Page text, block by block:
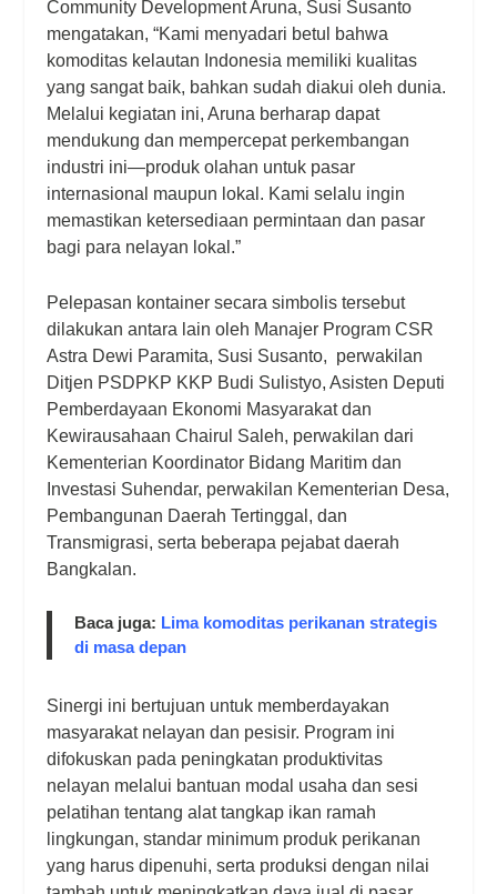
Community Development Aruna, Susi Susanto
mengatakan, “Kami menyadari betul bahwa
komoditas kelautan Indonesia memiliki kualitas
yang sangat baik, bahkan sudah diakui oleh dunia.
Melalui kegiatan ini, Aruna berharap dapat
mendukung dan mempercepat perkembangan
industri ini—produk olahan untuk pasar
internasional maupun lokal. Kami selalu ingin
memastikan ketersediaan permintaan dan pasar
bagi para nelayan lokal.”
Pelepasan kontainer secara simbolis tersebut
dilakukan antara lain oleh Manajer Program CSR
Astra Dewi Paramita, Susi Susanto, perwakilan
Ditjen PSDPKP KKP Budi Sulistyo, Asisten Deputi
Pemberdayaan Ekonomi Masyarakat dan
Kewirausahaan Chairul Saleh, perwakilan dari
Kementerian Koordinator Bidang Maritim dan
Investasi Suhendar, perwakilan Kementerian Desa,
Pembangunan Daerah Tertinggal, dan
Transmigrasi, serta beberapa pejabat daerah
Bangkalan.
Baca juga: Lima komoditas perikanan strategis
di masa depan
Sinergi ini bertujuan untuk memberdayakan
masyarakat nelayan dan pesisir. Program ini
difokuskan pada peningkatan produktivitas
nelayan melalui bantuan modal usaha dan sesi
pelatihan tentang alat tangkap ikan ramah
lingkungan, standar minimum produk perikanan
yang harus dipenuhi, serta produksi dengan nilai